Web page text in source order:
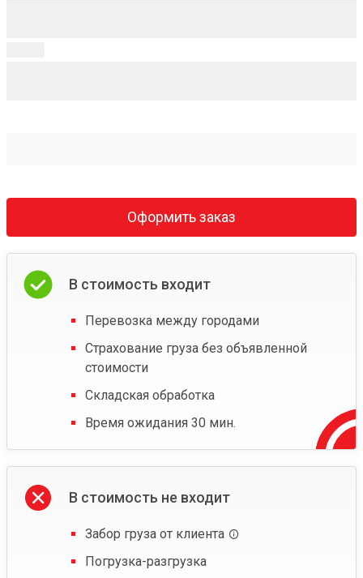
Оформить заказ
В стоимость входит
Перевозка между городами
Страхование груза без объявленной
стоимости
Складская обработка
Время ожидания 30 мин.
В стоимость не входит
Забор груза от клиента
Погрузка-разгрузка